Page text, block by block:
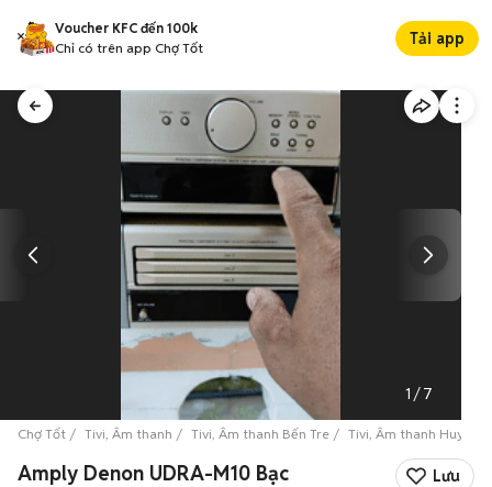
Voucher KFC đến 100k
Chỉ có trên app Chợ Tốt
Tải app
1 /7
Chợ Tốt Tivi, Âm thanh Tivi, Âm thanh Bến Tre Tivi, Âm thanh Huyện
Amply Denon UDRA-M10 Bạc Lưu